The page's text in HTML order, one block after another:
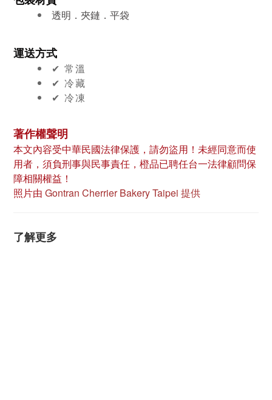
透明．夾鏈．平袋
運送方式
✔︎ 常溫
✔︎ 冷藏
✔︎ 冷凍
著作權聲明
本文內容受中華民國法律保護，請勿盜用！未經同意而使
用者，須負刑事與民事責任，橙品已聘任台一法律顧問保
障相關權益！
照片由 Gontran Cherrier Bakery Taipei 提供
了解更多